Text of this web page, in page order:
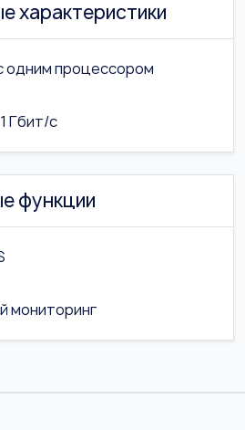
характеристики
одним процессором
Гбит/с
функции
мониторинг